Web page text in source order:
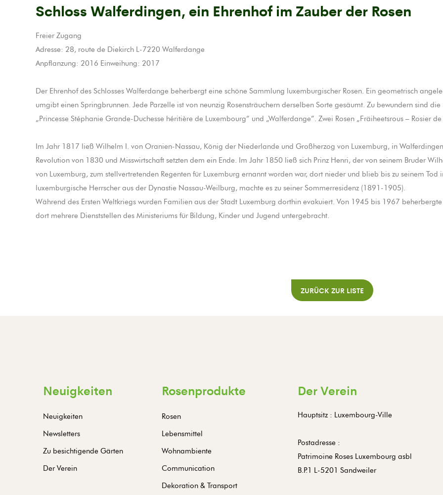
Schloss Walferdingen, ein Ehrenhof im Zauber der Rosen
Freier Zugang
Adresse: 28, route de Diekirch L-7220 Walferdange
Anpflanzung: 2016 Einweihung: 2017
Der Ehrenhof des Schlosses Walferdange beherbergt eine schöne Sammlung luxemburgischer Rosen. Ein geometrisch
umgibt einen Springbrunnen. Jede Parzelle ist von neunzig Rosensträuchern derselben Sorte gesäumt. Zu bewundern sind
„Princesse Stéphanie Grande-Duchesse héritière de Luxembourg” und „Walferdange”. Zwei Rosen „Fräiheetsrous – Rosier
Im Jahr 1817 ließ Wilhelm I. von Oranien-Nassau, König der Niederlande und Großherzog von Luxemburg, in
Revolution von 1830 und Misswirtschaft setzten dem ein Ende. Im Jahr 1850 ließ sich Prinz Henri, der von seinem Bruder
von Luxemburg, zum stellvertretenden Regenten für Luxemburg ernannt worden war, dort nieder und blieb bis zu seinem
luxemburgische Herrscher aus der Dynastie Nassau-Weilburg, machte es zu seiner Sommerresidenz (1891-1905).
Während des Ersten Weltkriegs wurden Familien aus der Stadt Luxemburg dorthin evakuiert. Von 1945 bis 1967
dort mehrere Dienststellen des Ministeriums für Bildung, Kinder und Jugend untergebracht.
ZURÜCK ZUR LISTE
Neuigkeiten
Neuigkeiten
Newsletters
Zu besichtigende Gärten
Der Verein
Rosenprodukte
Rosen
Lebensmittel
Wohnambiente
Communication
Dekoration & Transport
Der Verein
Hauptsitz : Luxembourg-Ville
Postadresse :
Patrimoine Roses Luxembourg asbl
B.P.1 L-5201 Sandweiler